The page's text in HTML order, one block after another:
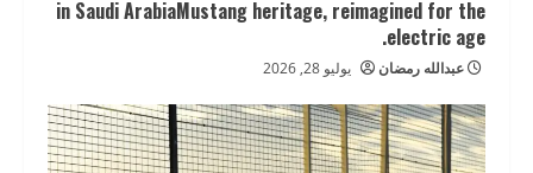
in Saudi ArabiaMustang heritage, reimagined for the
electric age.
عبدالله رمضان يوليو 28, 2026